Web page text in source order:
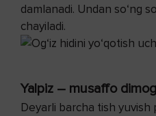
damlanadi. Undan so‘ng
chayiladi.
Yalpiz – musaffo
Deyarli barcha tish